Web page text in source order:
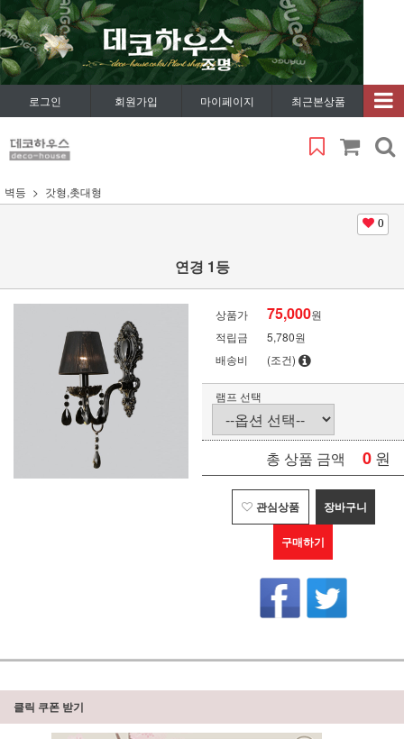
로그인 회원가입 마이페이지 최근본상품
벽등 갓형,촛대형
0
연경 1등
상품가 75,000원
적립금
5,780원
배송비
(조건)
램프 선택
총 상품 금액 0 원
관심상품 장바구니
구매하기
클릭 쿠폰 받기